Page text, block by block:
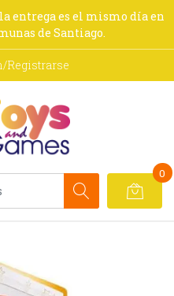
entrega es el mismo día en
de Santiago.
Registrarse
0